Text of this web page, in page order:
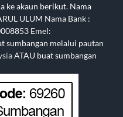
ke akaun berikut. Nama
ULUM Nama Bank :
Emel:
sumbangan melalui pautan
ATAU buat sumbangan